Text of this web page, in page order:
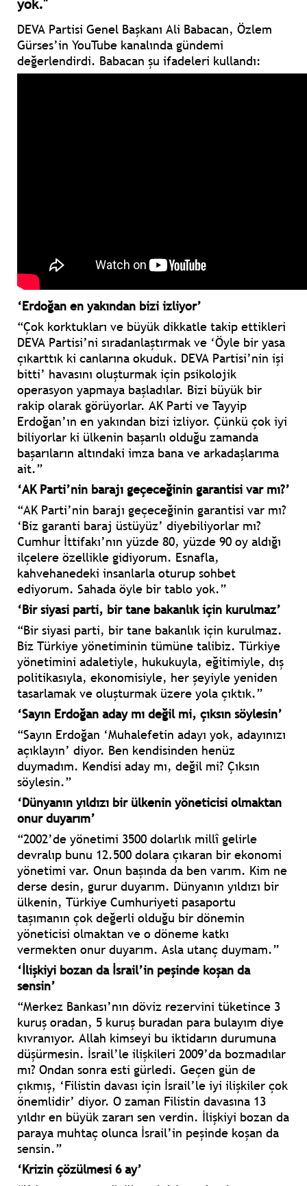
yok."
DEVA Partisi Genel Başkanı Ali Babacan, Özlem
Gürses’in YouTube kanalında gündemi
değerlendirdi. Babacan şu ifadeleri kullandı:
‘Erdoğan en yakından bizi izliyor’
“Çok korktukları ve büyük dikkatle takip ettikleri
DEVA Partisi’ni sıradanlaştırmak ve ‘Öyle bir yasa
çıkarttık ki canlarına okuduk. DEVA Partisi’nin işi
bitti’ havasını oluşturmak için psikolojik
operasyon yapmaya başladılar. Bizi büyük bir
rakip olarak görüyorlar. AK Parti ve Tayyip
Erdoğan’ın en yakından bizi izliyor. Çünkü çok iyi
biliyorlar ki ülkenin başarılı olduğu zamanda
başarıların altındaki imza bana ve arkadaşlarıma
ait.”
‘AK Parti’nin barajı geçeceğinin garantisi var mı?’
“AK Parti’nin barajı geçeceğinin garantisi var mı?
‘Biz garanti baraj üstüyüz’ diyebiliyorlar mı?
Cumhur İttifakı’nın yüzde 80, yüzde 90 oy aldığı
ilçelere özellikle gidiyorum. Esnafla,
kahvehanedeki insanlarla oturup sohbet
ediyorum. Sahada öyle bir tablo yok.”
‘Bir siyasi parti, bir tane bakanlık için kurulmaz’
“Bir siyasi parti, bir tane bakanlık için kurulmaz.
Biz Türkiye yönetiminin tümüne talibiz. Türkiye
yönetimini adaletiyle, hukukuyla, eğitimiyle, dış
politikasıyla, ekonomisiyle, her şeyiyle yeniden
tasarlamak ve oluşturmak üzere yola çıktık.”
‘Sayın Erdoğan aday mı değil mi, çıksın söylesin’
“Sayın Erdoğan ‘Muhalefetin adayı yok, adayınızı
açıklayın’ diyor. Ben kendisinden henüz
duymadım. Kendisi aday mı, değil mi? Çıksın
söylesin.”
‘Dünyanın yıldızı bir ülkenin yöneticisi olmaktan
onur duyarım’
“2002’de yönetimi 3500 dolarlık millî gelirle
devralıp bunu 12.500 dolara çıkaran bir ekonomi
yönetimi var. Onun başında da ben varım. Kim ne
derse desin, gurur duyarım. Dünyanın yıldızı bir
ülkenin, Türkiye Cumhuriyeti pasaportu
taşımanın çok değerli olduğu bir dönemin
yöneticisi olmaktan ve o döneme katkı
vermekten onur duyarım. Asla utanç duymam.”
‘İlişkiyi bozan da İsrail’in peşinde koşan da
sensin’
“Merkez Bankası’nın döviz rezervini tüketince 3
kuruş oradan, 5 kuruş buradan para bulayım diye
kıvranıyor. Allah kimseyi bu iktidarın durumuna
düşürmesin. İsrail’le ilişkileri 2009’da bozmadılar
mı? Ondan sonra esti gürledi. Geçen gün de
çıkmış, ‘Filistin davası için İsrail’le iyi ilişkiler çok
önemlidir’ diyor. O zaman Filistin davasına 13
yıldır en büyük zararı sen verdin. İlişkiyi bozan da
paraya muhtaç olunca İsrail’in peşinde koşan da
sensin.”
‘Krizin çözülmesi 6 ay’